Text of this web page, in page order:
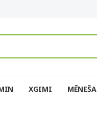
XGIMI MĒNEŠA